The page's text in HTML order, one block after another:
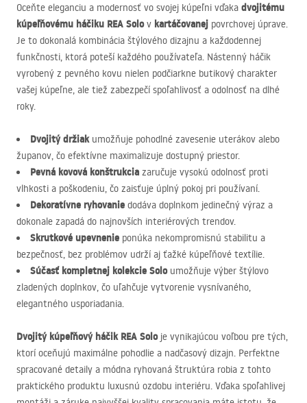
Oceňte eleganciu a modernosť vo svojej kúpeľni vďaka dvojitému
kúpeľňovému háčiku REA Solov kartáčovanej povrchovej úprave.
Je to dokonalá kombinácia štýlového dizajnu a každodennej
funkčnosti, ktorá poteší každého používateľa. Nástenný háčik
vyrobený z pevného kovu nielen podčiarkne butikový charakter
vašej kúpeľne, ale tiež zabezpečí spoľahlivosť a odolnosť na dlhé
roky.
Dvojitý držiakumožňuje pohodlné zavesenie uterákov alebo
županov, čo efektívne maximalizuje dostupný priestor.
Pevná kovová konštrukcia zaručuje vysokú odolnosť proti
vlhkosti a poškodeniu, čo zaisťuje úplný pokoj pri používaní.
Dekoratívne ryhovanie dodáva doplnkom jedinečný výraz a
dokonale zapadá do najnovších interiérových trendov.
Skrutkové upevnenie ponúka nekompromisnú stabilitu a
bezpečnosť, bez problémov udrží aj ťažké kúpeľňové textílie.
Súčasť kompletnej kolekcie Soloumožňuje výber štýlovo
zladených doplnkov, čo uľahčuje vytvorenie vysnívaného,
elegantného usporiadania.
Dvojitý kúpeľňový háčik REA Soloje vynikajúcou voľbou pre tých,
ktorí oceňujú maximálne pohodlie a nadčasový dizajn. Perfektne
spracované detaily a módna ryhovaná štruktúra robia z tohto
praktického produktu luxusnú ozdobu interiéru. Vďaka spoľahlivej